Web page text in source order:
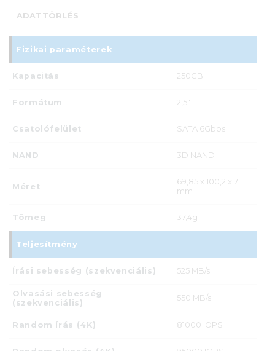
ADATTÖRLÉS
Fizikai paraméterek
Kapacitás 250GB
Formátum 2,5"
Csatolófelület SATA 6Gbps
NAND 3D NAND
Méret
69,85 x 100,2 x 7
mm
Tömeg 37,4g
Teljesítmény
Írási sebesség (szekvenciális) 525 MB/s
Olvasási sebesség
(szekvenciális)
550 MB/s
Random írás (4K) 81000 IOPS